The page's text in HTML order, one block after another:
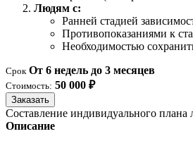
Людям с:
Ранней стадией
Противопоказаниями к
Необходимостью
Срок От 6 недель до 3 месяцев
Стоимость: 50 000 ₽
Заказать
Составление индивидуального плана
Описание